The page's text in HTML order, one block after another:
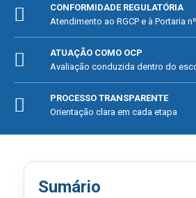
CONFORMIDADE REGULATÓRIA
Atendimento ao RGCP e à Portaria
ATUAÇÃO COMO OCP
Avaliação conduzida dentro do
PROCESSO TRANSPARENTE
Orientação clara em cada etapa
Sumário